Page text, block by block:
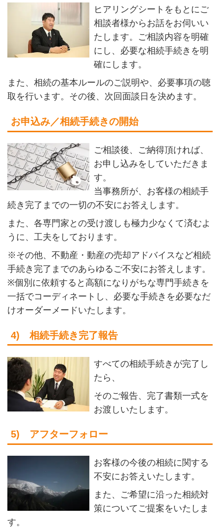
ヒアリングシートをもとにご
相談者様からお話をお伺いい
たします。ご相談内容を明確
にし、必要な相続手続きを明
確にします。
また、相続の基本ルールのご説明や、必要事項の聴
取を行います。その後、次回面談日を決めます。
お申込み／相続手続きの開始
ご相談後、ご納得頂ければ、
お申し込みをしていただきま
す。
当事務所が、お客様の相続手
続き完了までの一切の不安にお答えします。
また、各専門家との受け渡しも極力少なくて済むよ
うに、工夫をしております。
※その他、不動産・動産の売却アドバイスなど相続
手続き完了までのあらゆるご不安にお答えします。
※個別に依頼すると高額になりがちな専門手続きを
一括でコーディネートし、必要な手続きを必要なだ
けオーダーメードいたします。
4) 相続手続き完了報告
すべての相続手続きが完了し
たら、
そのご報告、完了書類一式を
お渡しいたします。
5) アフターフォロー
お客様の今後の相続に関する
不安にお答えいたします。
また、ご希望に沿った相続対
策についてご提案をいたしま
す。